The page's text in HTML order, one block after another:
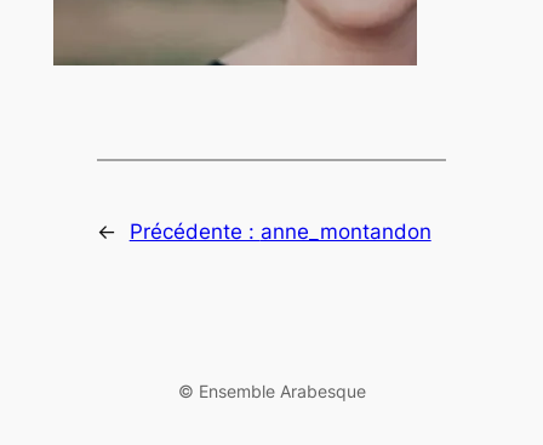
← Précédente : anne_montandon
©️ Ensemble Arabesque